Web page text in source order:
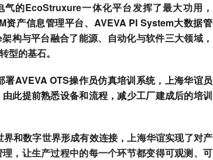
气的EcoStruxure一体化平台发挥了最大功用，
资产信息管理平台、AVEVA PI System大数据管
构与平台融合了能源、自动化与软件三大领域，
型的基石。
署AVEVA OTS操作员仿真培训系统，上海华谊员
此提前熟悉设备和流程，减少工厂建成后的培训
和数字世界形成有效连接，上海华谊实现了对产
，让生产过程中的每一个环节都变得可观测、可